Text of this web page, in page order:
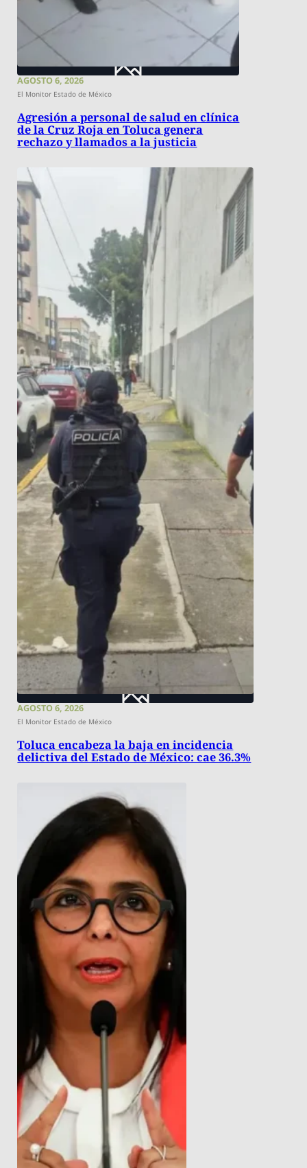
AGOSTO 6, 2026
El Monitor Estado de México
Agresión a personal de salud en clínica
de la Cruz Roja en Toluca genera
rechazo y llamados a la justicia
AGOSTO 6, 2026
El Monitor Estado de México
Toluca encabeza la baja en incidencia
delictiva del Estado de México: cae 36.3%